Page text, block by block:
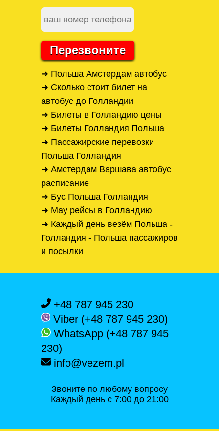
Перезвоните
➜ Польша Амстердам автобус
➜ Сколько стоит билет на
автобус до Голландии
➜ Билеты в Голландию цены
➜ Билеты Голландия Польша
➜ Пассажирские перевозки
Польша Голландия
➜ Амстердам Варшава автобус
расписание
➜ Бус Польша Голландия
➜ Мау рейсы в Голландию
➜ Каждый день везём Польша -
Голландия - Польша пассажиров
и посылки
+48 787 945 230
Viber (+48 787 945 230)
WhatsApp (+48 787 945
230)
info@vezem.pl
Звоните по любому вопросу
Каждый день с 7:00 до 21:00